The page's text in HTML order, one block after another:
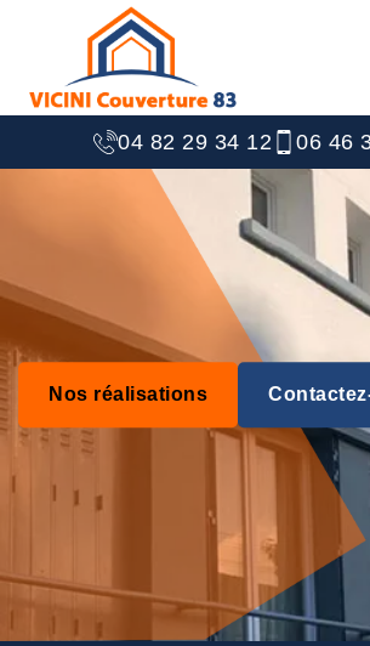
04 82 29 34 12 06 46
Nos réalisations